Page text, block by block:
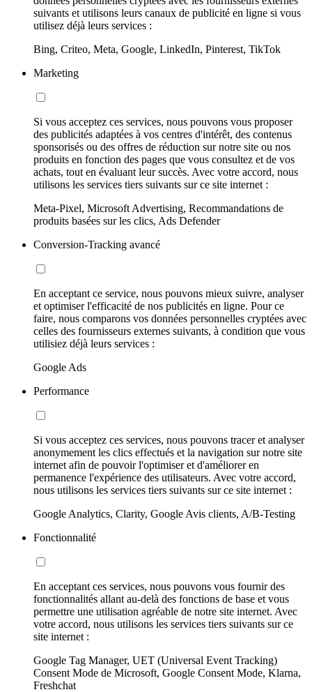
suivants et utilisons leurs canaux de publicité en ligne si vous
utilisez déjà leurs services :
Bing, Criteo, Meta, Google, LinkedIn, Pinterest, TikTok
Marketing
Si vous acceptez ces services, nous pouvons vous proposer
des publicités adaptées à vos centres d'intérêt, des contenus
sponsorisés ou des offres de réduction sur notre site ou nos
produits en fonction des pages que vous consultez et de vos
achats, tout en évaluant leur succès. Avec votre accord, nous
utilisons les services tiers suivants sur ce site internet :
Meta-Pixel, Microsoft Advertising, Recommandations de
produits basées sur les clics, Ads Defender
Conversion-Tracking avancé
En acceptant ce service, nous pouvons mieux suivre, analyser
et optimiser l'efficacité de nos publicités en ligne. Pour ce
faire, nous comparons vos données personnelles cryptées avec
celles des fournisseurs externes suivants, à condition que vous
utilisiez déjà leurs services :
Google Ads
Performance
Si vous acceptez ces services, nous pouvons tracer et analyser
anonymement les clics effectués et la navigation sur notre site
internet afin de pouvoir l'optimiser et d'améliorer en
permanence l'expérience des utilisateurs. Avec votre accord,
nous utilisons les services tiers suivants sur ce site internet :
Google Analytics, Clarity, Google Avis clients, A/B-Testing
Fonctionnalité
En acceptant ces services, nous pouvons vous fournir des
fonctionnalités allant au-delà des fonctions de base et vous
permettre une utilisation agréable de notre site internet. Avec
votre accord, nous utilisons les services tiers suivants sur ce
site internet :
Google Tag Manager, UET (Universal Event Tracking)
Consent Mode de Microsoft, Google Consent Mode, Klarna,
Freshchat